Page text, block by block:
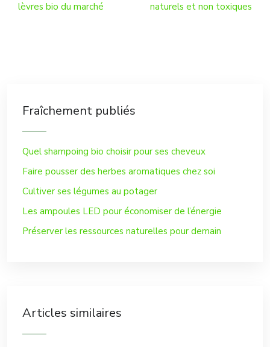
lèvres bio du marché
naturels et non toxiques
Fraîchement publiés
Quel shampoing bio choisir pour ses cheveux
Faire pousser des herbes aromatiques chez soi
Cultiver ses légumes au potager
Les ampoules LED pour économiser de l’énergie
Préserver les ressources naturelles pour demain
Articles similaires